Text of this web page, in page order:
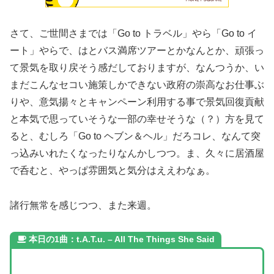
さて、ご世間さまでは「Go to トラベル」やら「Go to イ
ート」やらで、はとバス満席ツアーとかなんとか、頑張っ
て景気を取り戻そう感だしておりますが、なんつうか、い
まだこんなセコい施策しかできない政府の崇高なお仕事ぶ
りや、意気揚々とキャンペーン利用する事で景気回復貢献
と本気で思っていそうな一部の幸せそうな（？）方を見て
ると、むしろ「Go to ヘブン＆ヘル」だろコレ、なんて突
っ込みいれたくなったりなんかしつつ。ま、久々に居酒屋
で呑むと、やっぱ雰囲気と気分はええわなぁ。
諸行無常を感じつつ、また来週。
本日の1曲：t.A.T.u. – All The Things She Said